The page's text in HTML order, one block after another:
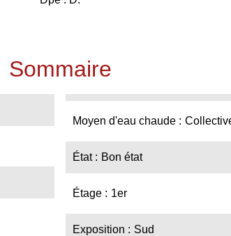
Sommaire
Moyen d'eau chaude
État Bon état
Étage 1er
Exposition Sud